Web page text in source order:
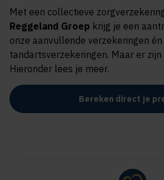
Met een collectieve
Reggeland Groep krijg je een
onze aanvullende verzekeringen én
tandartsverzekeringen. Maar er
Hieronder lees je meer.
Bereken direct je